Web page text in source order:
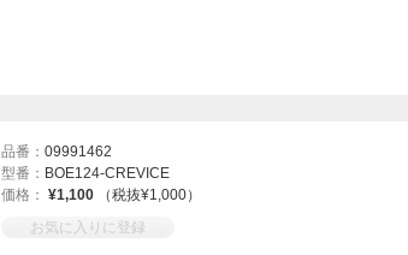
品番： 09991462
型番： BOE124-CREVICE
価格： ¥1,100 （税抜¥1,000）
お気に入りに登録